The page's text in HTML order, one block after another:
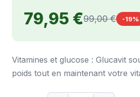
79,95 €99,00 € -19%
Vitamines et glucose : Glucavit
poids tout en maintenant votre